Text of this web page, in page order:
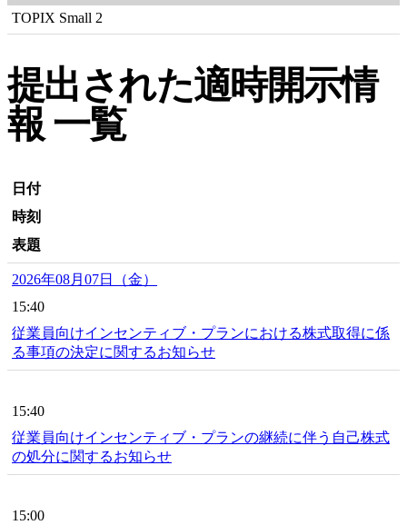
TOPIX Small 2
提出された適時開示情
報 一覧
日付
時刻
表題
2026年08月07日（金）
15:40
従業員向けインセンティブ・プランにおける株式取得に係
る事項の決定に関するお知らせ
15:40
従業員向けインセンティブ・プランの継続に伴う自己株式
の処分に関するお知らせ
15:00